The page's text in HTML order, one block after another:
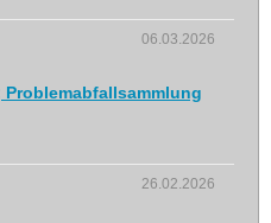
06.03.2026
26.02.2026